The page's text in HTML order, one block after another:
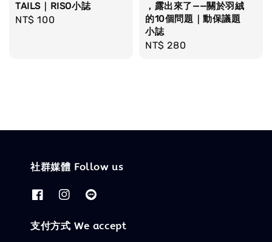
TAILS｜RISO小誌
Regular
NT$ 100
，露出來了——關於羽絨
的10個問題｜動保議題
小誌
Regular
NT$ 280
社群媒體 Follow us
支付方式 We accept